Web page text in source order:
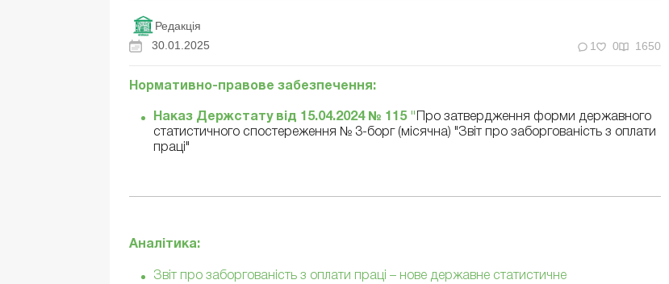
Редакція
30.01.2025
1 0 1650
Нормативно-правове забезпечення:
Наказ Держстату від 15.04.2024 № 115 "
Про затвердження форми державного
статистичного спостереження № 3-борг (місячна) "Звіт про заборгованість з оплати
праці"
Аналітика:
Звіт про заборгованість з оплати праці – нове державне статистичне